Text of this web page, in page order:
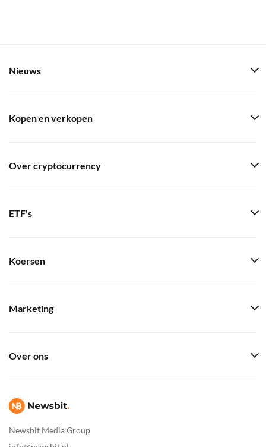
Newsbit Media Group
Nieuws
Kopen en verkopen
Over cryptocurrency
ETF's
Koersen
Marketing
Over ons